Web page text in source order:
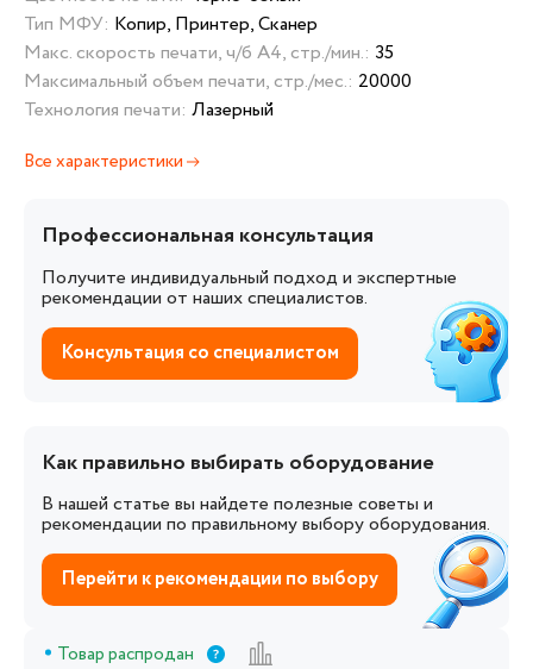
Тип МФУ: Копир, Принтер, Сканер
Макс. скорость печати, ч/б А4, стр./мин.: 35
Максимальный объем печати, стр./мес.: 20000
Технология печати: Лазерный
Все характеристики
Профессиональная консультация
Получите индивидуальный подход и экспертные
рекомендации от наших специалистов.
Консультация со специалистом
Как правильно выбирать оборудование
В нашей статье вы найдете полезные советы и
рекомендации по правильному выбору оборудования.
Перейти к рекомендации по выбору
Товар распродан